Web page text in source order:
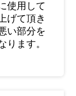
使用して
げて頂き
い部分を
ります。